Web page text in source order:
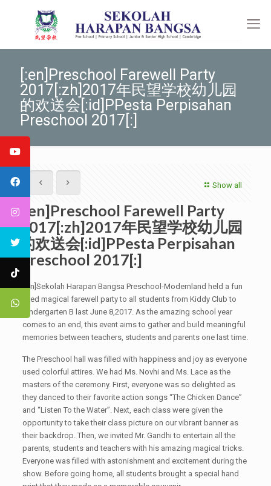
[:en]Preschool Farewell Party
2017[:zh]2017年民望学校幼儿园
的欢送会[:id]PPesta Perpisahan
Preschool 2017[:]
Show all
[:en]Preschool Farewell Party
2017[:zh]2017年民望学校幼儿园
的欢送会[:id]PPesta Perpisahan
Preschool 2017[:]
[:en]Sekolah Harapan Bangsa Preschool-Modernland held a fun
filled magical farewell party to all students from Kiddy Club to
Kindergarten B last June 8,2017. As the amazing school year
comes to an end, this event aims to gather and build meaningful
memories between teachers, students and parents one last time.
The Preschool hall was filled with happiness and joy as everyone
used colorful attires. We had Ms. Novhi and Ms. Lace as the
masters of the ceremony. First, everyone was so delighted as
they danced to their favorite action songs “The Chicken Dance”
and “Listen To the Water”. Next, each class were given the
opportunity to take their class picture on our vibrant banner as
their backdrop. Then, we invited Mr. Gandhi to entertain all the
parents, students and teachers with his amazing magical tricks.
Everyone was filled with astonishment and excitement during the
show. Before going home, all students brought a special hand